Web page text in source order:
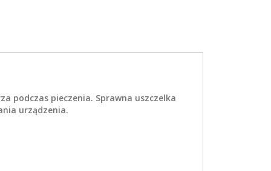
podczas pieczenia. Sprawna uszczelka
urządzenia.